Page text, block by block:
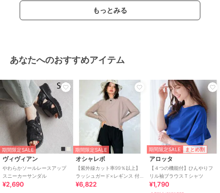
ソルビン酸Ｋ04 キャメルナッツ
オクチルドデカノール、ペンタイソステアリン酸ジペンタエリスリチ
ル、ジ安息香酸ＰＧ、ヘキサ脂肪酸（Ｃ５－９）ジペンタエリスリチ
ン、グリセリン、リンゴ酸ジイソステアリル、キャンデリラロウ、フ
ト、水添野菜油、酸化チタン、イソステアリン酸ソルビタン、ラウリ
ルＰＥＧ－９ポリジメチルシロキシエチルジメチコン、アルガニアス
ピノサ核油、トリ酢酸テトラステアリン酸スクロース、ビニルジメチ
コン、（セバシン酸／イソパルミチン酸）ジグリセリル、トリイソス
テアリン酸ポリグリセリル－２、ポリヒドロキシステアリン酸、ジス
テアルジモニウムヘクトライト、（エチレン／プロピレン）コポリマ
ー、酸化鉄、マイクロクリスタリンワックス、レシチン、ポリエチレ
ン、水、パルミチン酸エチルヘキシル、ミリスチン酸イソプロピル、
イソステアリン酸、ステアリン酸ポリグリセリル－１０、炭酸プロピ
レン、黄５、ポリリシノレイン酸ポリグリセリル－３、赤２０２、
１，２－ヘキサンジオール、ジイソステアリン酸ポリグリセリル－
２、赤２２７、青１、トコフェロール、ハス花エキス、ニンファエア
もっとみる
あなたへのおすすめアイテム
期間限定SALE
ヴィヴィアン
やわらかソールレースアップ
スニーカーサンダル
¥2,690
期間限定SALE
オシャレボ
【紫外線カット率99％以上】
ラッシュガード×レギンス 付
き タンキニ
¥6,822
期間限定SALE まとめ割
アロッタ
【４つの機能付】ひんやりフ
リル袖ブラウスＴシャツ
¥1,790